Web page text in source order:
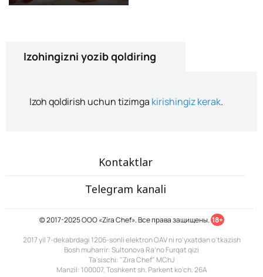
Izohingizni yozib qoldiring
Izoh qoldirish uchun tizimga kirishingiz kerak.
Kontaktlar
Telegram kanali
© 2017-2025 ООО «Zira Chef». Все права защищены. 18+
2017 yil 7-dekabrdagi 1206-sonli elektron OAV ni ro'yxatdan o'tkazish
Bosh muharrir: Sultonova Ra’no Furqat qizi
Ta'sischi: "Zira Chef" MChJ
Manzil: 100007, Toshkent sh. Parkent ko'ch. 26A